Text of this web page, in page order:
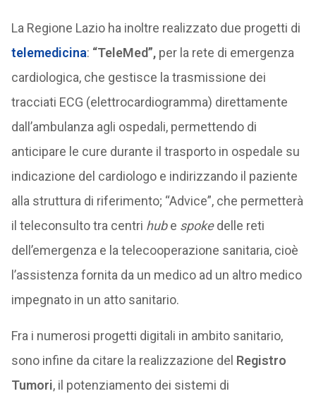
La Regione Lazio ha inoltre realizzato due progetti di
telemedicina: “TeleMed”,per la rete di emergenza
cardiologica, che gestisce la trasmissione dei
tracciati ECG (elettrocardiogramma) direttamente
dall’ambulanza agli ospedali, permettendo di
anticipare le cure durante il trasporto in ospedale su
indicazione del cardiologo e indirizzando il paziente
alla struttura di riferimento; “Advice”, che permetterà
il teleconsulto tra centri hube spokedelle reti
dell’emergenza e la telecooperazione sanitaria, cioè
l’assistenza fornita da un medico ad un altro medico
impegnato in un atto sanitario.
Fra i numerosi progetti digitali in ambito sanitario,
sono infine da citare la realizzazione del Registro
Tumori, il potenziamento dei sistemi di